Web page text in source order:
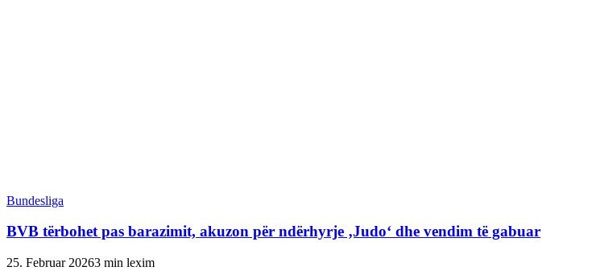
Bundesliga
BVB tërbohet pas barazimit, akuzon për ndërhyrje ‚Judo‘ dhe vendim të gabuar
25. Februar 20263 min lexim